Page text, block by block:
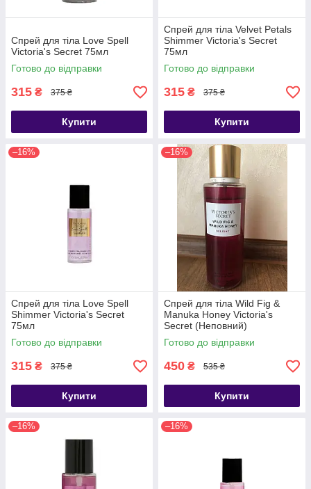
Спрей для тіла Love Spell
Victoria's Secret 75мл
Готово до відправки
315 ₴ 375 ₴
Купити
Спрей для тіла Velvet Petals
Shimmer Victoria's Secret
75мл
Готово до відправки
315 ₴ 375 ₴
Купити
–16%
Спрей для тіла Love Spell
Shimmer Victoria's Secret
75мл
Готово до відправки
315 ₴ 375 ₴
Купити
–16%
Спрей для тіла Wild Fig &
Manuka Honey Victoria's
Secret (Неповний)
Готово до відправки
450 ₴ 535 ₴
Купити
–16% –16%